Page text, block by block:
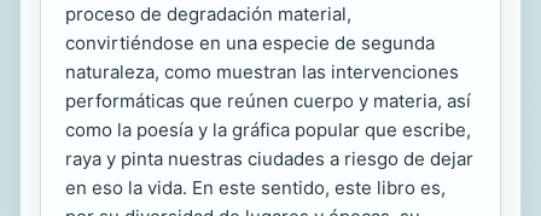
proceso de degradación material,
convirtiéndose en una especie de segunda
naturaleza, como muestran las intervenciones
performáticas que reúnen cuerpo y materia, así
como la poesía y la gráfica popular que escribe,
raya y pinta nuestras ciudades a riesgo de dejar
en eso la vida. En este sentido, este libro es,